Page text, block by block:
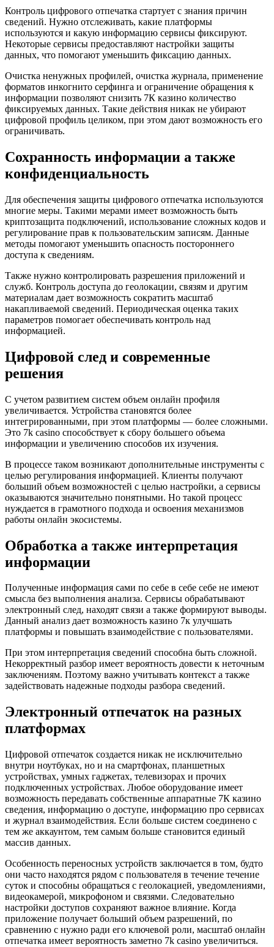
Контроль цифрового отпечатка стартует с знания причин
сведений. Нужно отслеживать, какие платформы
используются и какую информацию сервисы фиксируют.
Некоторые сервисы предоставляют настройки защиты
данных, что помогают уменьшить фиксацию данных.
Очистка ненужных профилей, очистка журнала, применение
форматов инкогнито серфинга и ограничение обращения к
информации позволяют снизить 7К казино количество
фиксируемых данных. Такие действия никак не убирают
цифровой профиль целиком, при этом дают возможность его
ограничивать.
Сохранность информации а также
конфиденциальность
Для обеспечения защиты цифрового отпечатка используются
многие меры. Такими мерами имеет возможность быть
криптозащита подключений, использование сложных кодов и
регулирование прав к пользовательским записям. Данные
методы помогают уменьшить опасность постороннего
доступа к сведениям.
Также нужно контролировать разрешения приложений и
служб. Контроль доступа до геолокации, связям и другим
материалам дает возможность сократить масштаб
накапливаемой сведений. Периодическая оценка таких
параметров помогает обеспечивать контроль над
информацией.
Цифровой след и современные
решения
С учетом развитием систем объем онлайн профиля
увеличивается. Устройства становятся более
интегрированными, при этом платформы — более сложными.
Это 7k casino способствует к сбору большего объема
информации и увеличению способов их изучения.
В процессе таком возникают дополнительные инструменты с
целью регулирования информацией. Клиенты получают
больший объем возможностей с целью настройки, а сервисы
оказываются значительно понятными. Но такой процесс
нуждается в грамотного подхода и освоения механизмов
работы онлайн экосистемы.
Обработка а также интерпретация
информации
Полученные информация сами по себе в себе себе не имеют
смысла без выполнения анализа. Сервисы обрабатывают
электронный след, находят связи а также формируют выводы.
Данный анализ дает возможность казино 7к улучшать
платформы и повышать взаимодействие с пользователями.
При этом интерпретация сведений способна быть сложной.
Некорректный разбор имеет вероятность довести к неточным
заключениям. Поэтому важно учитывать контекст а также
задействовать надежные подходы разбора сведений.
Электронный отпечаток на разных
платформах
Цифровой отпечаток создается никак не исключительно
внутри ноутбуках, но и на смартфонах, планшетных
устройствах, умных гаджетах, телевизорах и прочих
подключенных устройствах. Любое оборудование имеет
возможность передавать собственные аппаратные 7К казино
сведения, информацию о доступе, информацию про сервисах
и журнал взаимодействия. Если больше систем соединено с
тем же аккаунтом, тем самым больше становится единый
массив данных.
Особенность переносных устройств заключается в том, будто
они часто находятся рядом с пользователя в течение течение
суток и способны обращаться с геолокацией, уведомлениями,
видеокамерой, микрофоном и связями. Следовательно
настройки доступов сохраняют важное влияние. Когда
приложение получает больший объем разрешений, по
сравнению с нужно ради его ключевой роли, масштаб онлайн
отпечатка имеет вероятность заметно 7k casino увеличиться.